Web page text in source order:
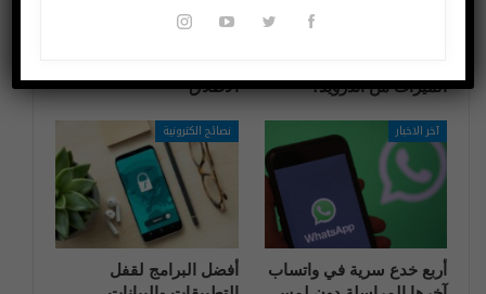
الميزات من أندرويد؟
الاطلاق
آخر الاخبار
أربع خدع سرية في واتساب
نصائح الكترونية
أفضل البرامج لقفل